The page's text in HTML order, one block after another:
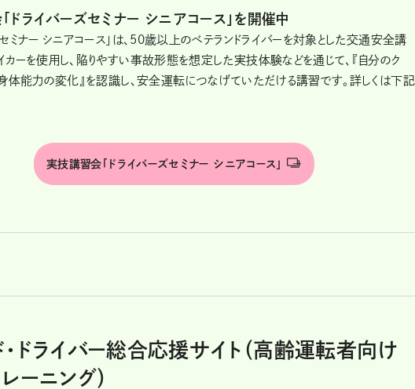
ドライバーズセミナー シニアコース」を開催中
セミナー シニアコース」は、50歳以上のベテランドライバーを対象とした交通安全講
カーを使用し、陥りやすい事故形態を想定した実技体験などを通じて、『自分のク
身体能力の変化』を認識し、安全運転につなげていただける講習です。詳しくは下記
実技講習会「ドライバーズセミナー シニアコース」
･ドライバー総合応援サイト（高齢運転者向け
ーニング）